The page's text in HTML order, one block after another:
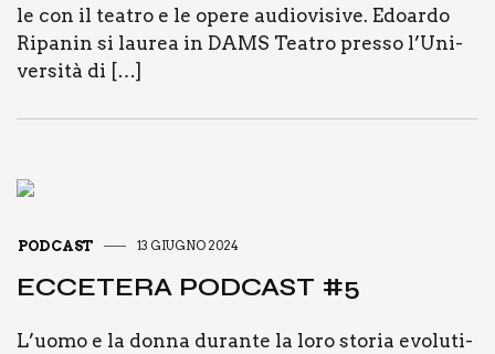
le con il tea­tro e le ope­re audio­vi­si­ve. Edoar­do
Ripa­nin si lau­rea in DAMS Tea­tro pres­so l’U­ni­
ver­si­tà di […]
PODCAST 13 GIUGNO 2024
ECCE­TE­RA POD­CA­ST #5
L’uo­mo e la don­na duran­te la loro sto­ria evo­lu­ti­